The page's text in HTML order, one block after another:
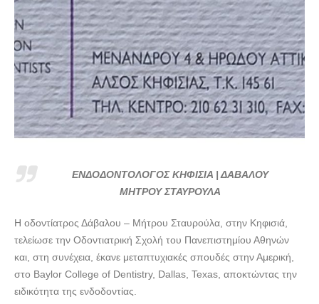
ΕΝΔΟΔΟΝΤΟΛΟΓΟΣ ΚΗΦΙΣΙΑ | ΔΑΒΑΛΟΥ
ΜΗΤΡΟΥ ΣΤΑΥΡΟΥΛΑ
Η οδοντίατρος Δάβαλου – Μήτρου Σταυρούλα, στην Κηφισιά,
τελείωσε την Οδοντιατρική Σχολή του Πανεπιστημίου Αθηνών
και, στη συνέχεια, έκανε μεταπτυχιακές σπουδές στην Αμερική,
στο Baylor College of Dentistry, Dallas, Texas, αποκτώντας την
ειδικότητα της ενδοδοντίας.